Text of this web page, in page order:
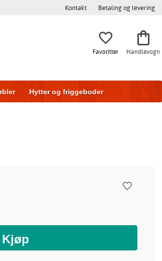
Kontakt Betaling og levering
Favoritter Handlevogn
Hytter og friggeboder